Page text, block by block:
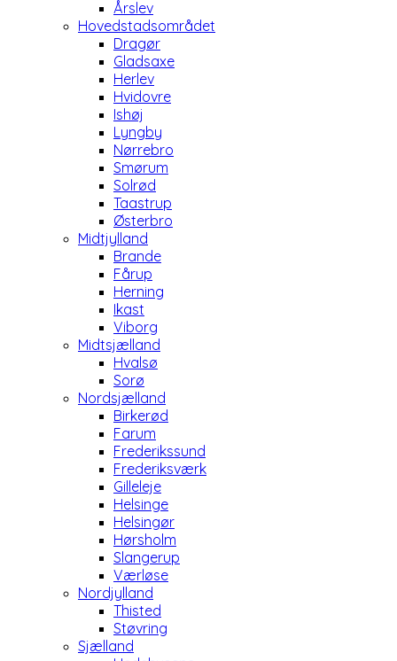
Årslev
Hovedstadsområdet
Dragør
Gladsaxe
Herlev
Hvidovre
Ishøj
Lyngby
Nørrebro
Smørum
Solrød
Taastrup
Østerbro
Midtjylland
Brande
Fårup
Herning
Ikast
Viborg
Midtsjælland
Hvalsø
Sorø
Nordsjælland
Birkerød
Farum
Frederikssund
Frederiksværk
Gilleleje
Helsinge
Helsingør
Hørsholm
Slangerup
Værløse
Nordjylland
Thisted
Støvring
Sjælland